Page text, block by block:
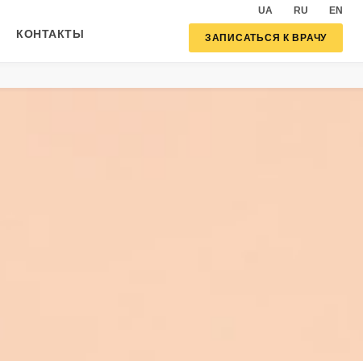
UA RU EN
КОНТАКТЫ ЗАПИСАТЬСЯ К ВРАЧУ